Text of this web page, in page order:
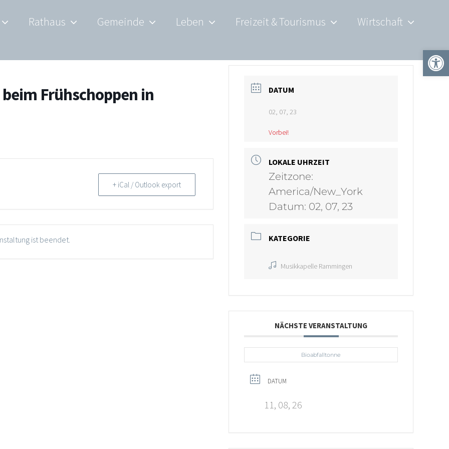
Rathaus Gemeinde Leben Freizeit & Tourismus Wirtschaft
Frühschoppen in
+ iCal / Outlook export
ist beendet.
DATUM
02, 07, 23
Vorbei!
LOKALE UHRZEIT
Zeitzone:
America/New_York
Datum: 02, 07, 23
KATEGORIE
Musikkapelle Rammingen
NÄCHSTE VERANSTALTUNG
Bioabfalltonne
DATUM
11, 08, 26